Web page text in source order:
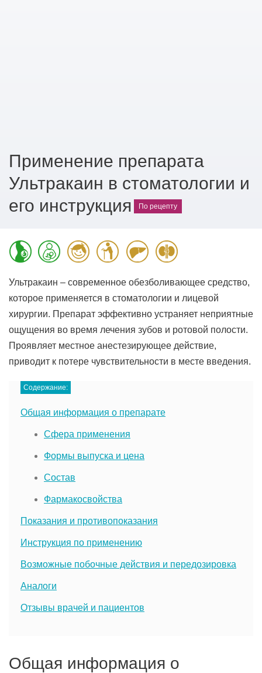
Применение препарата
Ультракаин в стоматологии и
его инструкция
По рецепту
Ультракаин – современное обезболивающее средство,
которое применяется в стоматологии и лицевой
хирургии. Препарат эффективно устраняет неприятные
ощущения во время лечения зубов и ротовой полости.
Проявляет местное анестезирующее действие,
приводит к потере чувствительности в месте введения.
Содержание:
Общая информация о препарате
Сфера применения
Формы выпуска и цена
Состав
Фармакосвойства
Показания и противопоказания
Инструкция по применению
Возможные побочные действия и передозировка
Аналоги
Отзывы врачей и пациентов
Общая информация о